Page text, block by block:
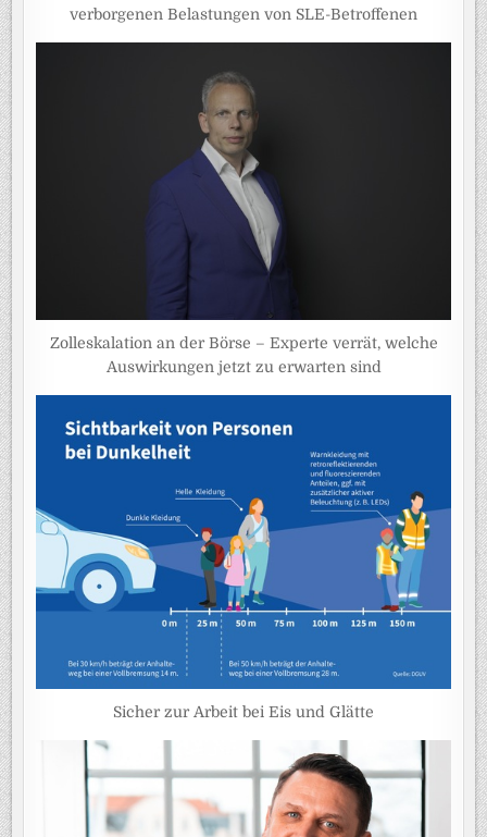
verborgenen Belastungen von SLE-Betroffenen
Zolleskalation an der Börse – Experte verrät, welche
Auswirkungen jetzt zu erwarten sind
Sicher zur Arbeit bei Eis und Glätte